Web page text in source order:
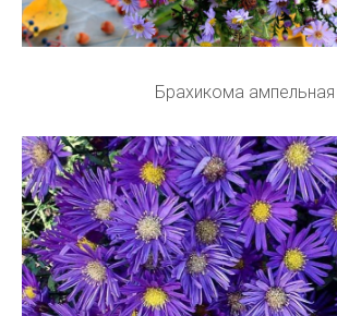
Брахикома ампельная